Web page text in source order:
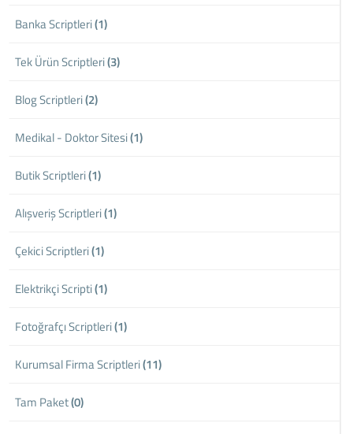
Banka Scriptleri(1)
Tek Ürün Scriptleri(3)
Blog Scriptleri(2)
Medikal - Doktor Sitesi(1)
Butik Scriptleri(1)
Alışveriş Scriptleri(1)
Çekici Scriptleri(1)
Elektrikçi Scripti(1)
Fotoğrafçı Scriptleri(1)
Kurumsal Firma Scriptleri(11)
Tam Paket(0)